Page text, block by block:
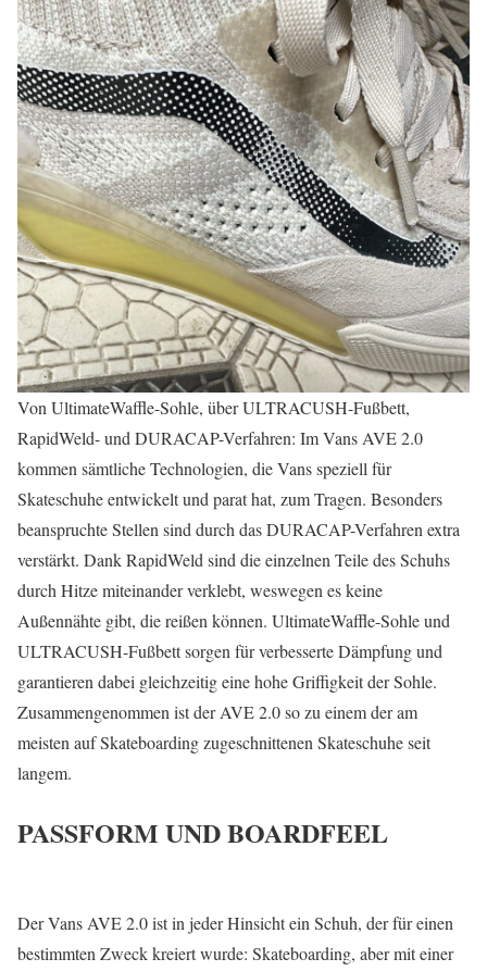
Von UltimateWaffle-Sohle, über ULTRACUSH-Fußbett,
RapidWeld- und DURACAP-Verfahren: Im Vans AVE 2.0
kommen sämtliche Technologien, die Vans speziell für
Skateschuhe entwickelt und parat hat, zum Tragen. Besonders
beanspruchte Stellen sind durch das DURACAP-Verfahren extra
verstärkt. Dank RapidWeld sind die einzelnen Teile des Schuhs
durch Hitze miteinander verklebt, weswegen es keine
Außennähte gibt, die reißen können. UltimateWaffle-Sohle und
ULTRACUSH-Fußbett sorgen für verbesserte Dämpfung und
garantieren dabei gleichzeitig eine hohe Griffigkeit der Sohle.
Zusammengenommen ist der AVE 2.0 so zu einem der am
meisten auf Skateboarding zugeschnittenen Skateschuhe seit
langem.
PASSFORM UND BOARDFEEL
Der Vans AVE 2.0 ist in jeder Hinsicht ein Schuh, der für einen
bestimmten Zweck kreiert wurde: Skateboarding, aber mit einer